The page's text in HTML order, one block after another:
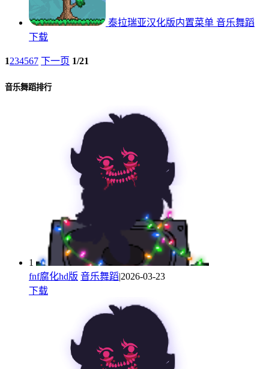
泰拉瑞亚汉化版内置菜单 音乐舞蹈
下载
1234567 下一页 1/21
音乐舞蹈排行
1
fnf腐化hd版 音乐舞蹈|2026-03-23
下载